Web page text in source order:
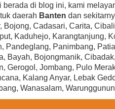
berada di blog ini, kami
daerah Banten dan
Bojong, Cadasari, Carita,
Kaduhejo, Karangtanjung,
Pandeglang, Panimbang,
Bayah, Bojongmanik,
Gerogol, Jombang, Pulo
Kalang Anyar, Lebak
Wanasalam,